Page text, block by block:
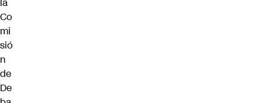
Co
mi
sió
n
de
De